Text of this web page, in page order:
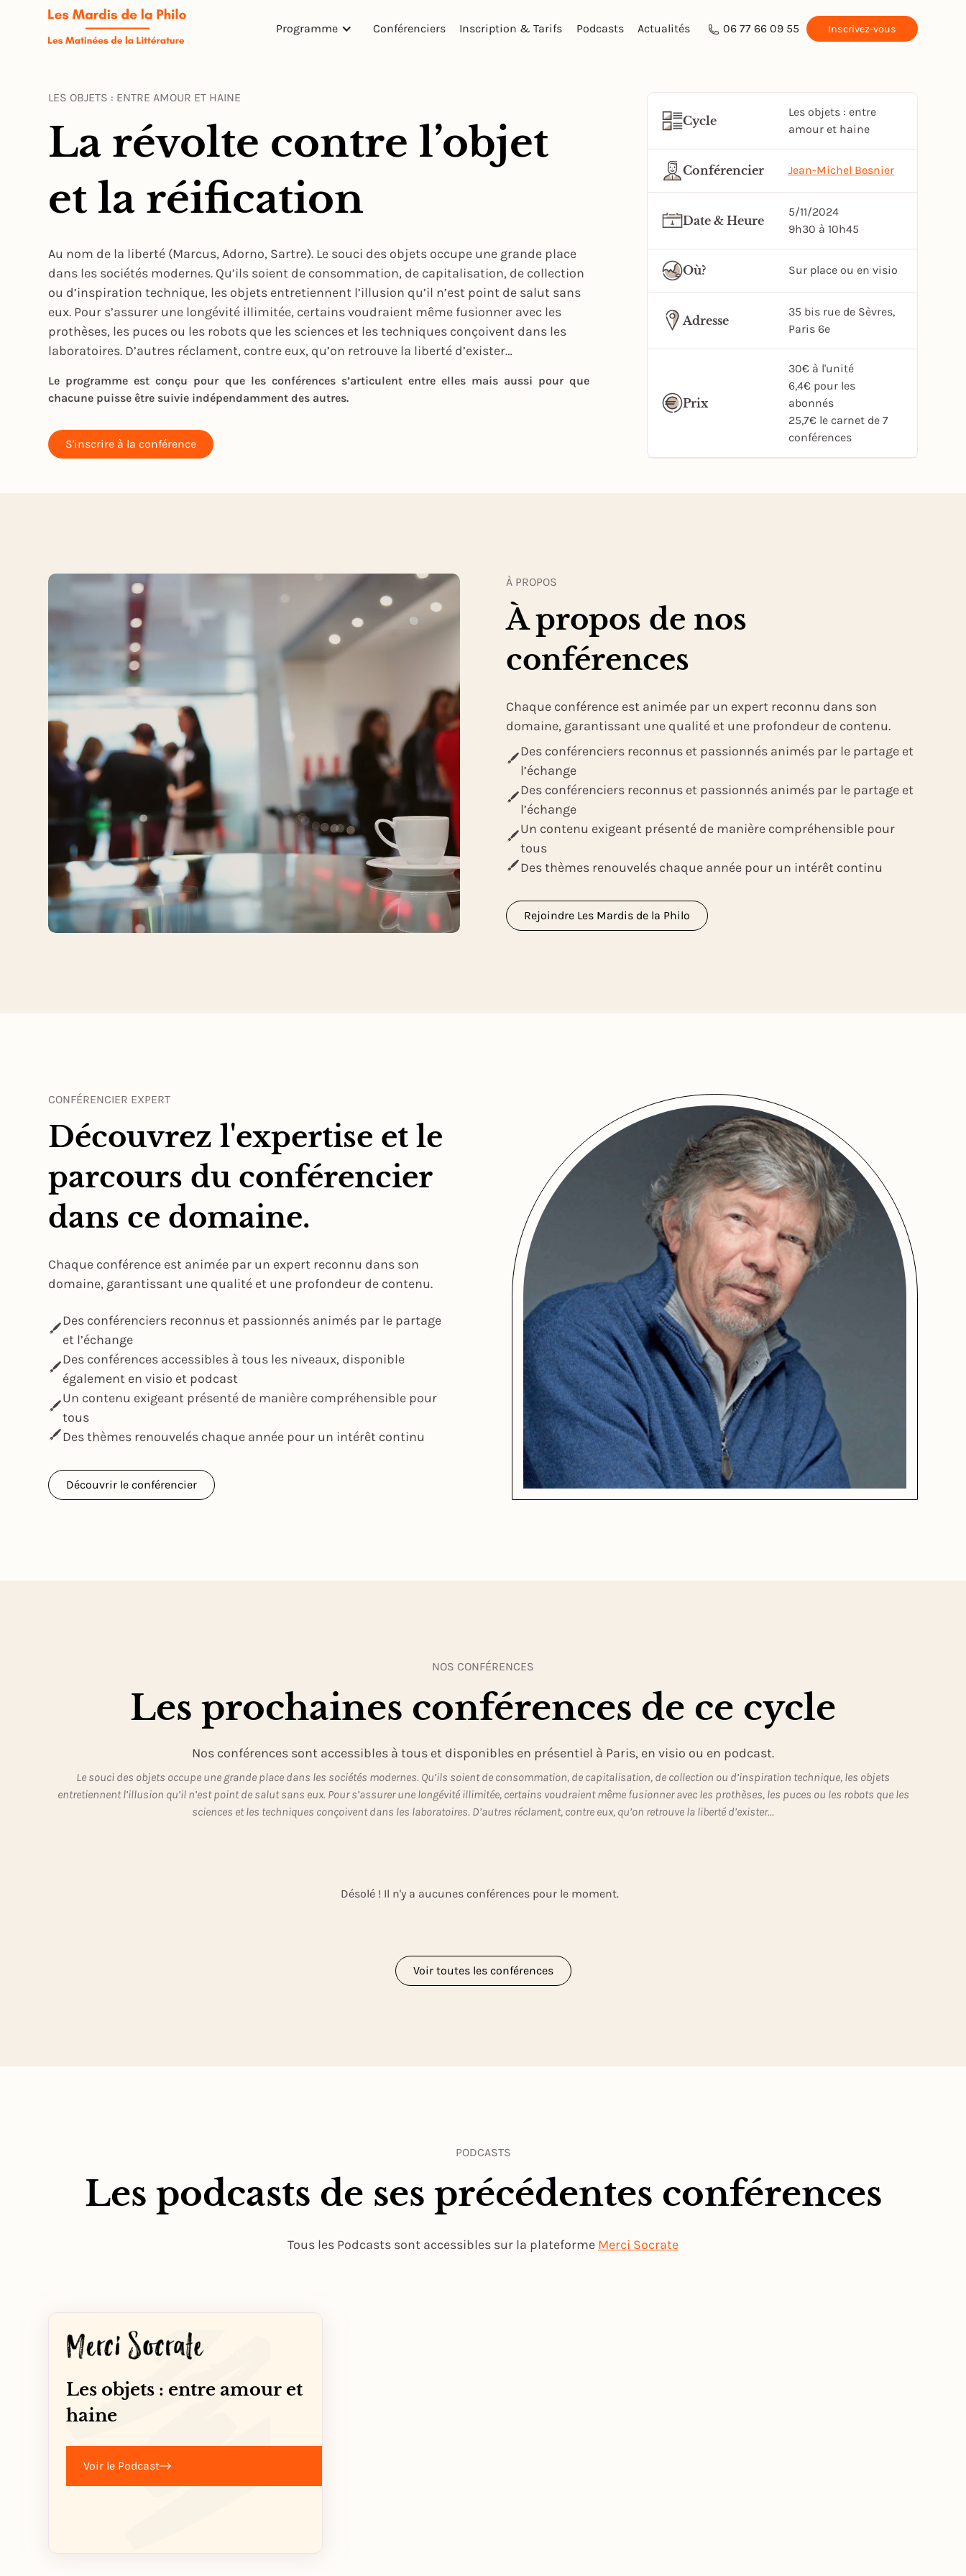
Programme Conférenciers Inscription & Tarifs Podcasts Actualités 06 77 66 09 55 Inscrivez-vous
LES OBJETS : ENTRE AMOUR ET HAINE
La révolte contre l’objet
et la réification
Au nom de la liberté (Marcus, Adorno, Sartre). Le souci des objets occupe une grande place
dans les sociétés modernes. Qu’ils soient de consommation, de capitalisation, de collection
ou d’inspiration technique, les objets entretiennent l’illusion qu’il n’est point de salut sans
eux. Pour s’assurer une longévité illimitée, certains voudraient même fusionner avec les
prothèses, les puces ou les robots que les sciences et les techniques conçoivent dans les
laboratoires. D’autres réclament, contre eux, qu’on retrouve la liberté d’exister…
Le programme est conçu pour que les conférences s’articulent entre elles mais aussi pour que
chacune puisse être suivie indépendamment des autres.
S'inscrire à la conférence
Cycle
Les objets : entre
amour et haine
Conférencier Jean-Michel Besnier
Date & Heure
5/11/2024
9h30 à 10h45
Où? Sur place ou en visio
Adresse
35 bis rue de Sèvres,
Paris 6e
Prix
30€ à l'unité
6,4€ pour les
abonnés
25,7€ le carnet de 7
conférences
À PROPOS
À propos de nos
conférences
Chaque conférence est animée par un expert reconnu dans son
domaine, garantissant une qualité et une profondeur de contenu.
Des conférenciers reconnus et passionnés animés par le partage et
l’échange
Des conférenciers reconnus et passionnés animés par le partage et
l’échange
Un contenu exigeant présenté de manière compréhensible pour
tous
Des thèmes renouvelés chaque année pour un intérêt continu
Rejoindre Les Mardis de la Philo
CONFÉRENCIER EXPERT
Découvrez l'expertise et le
parcours du conférencier
dans ce domaine.
Chaque conférence est animée par un expert reconnu dans son
domaine, garantissant une qualité et une profondeur de contenu.
Des conférenciers reconnus et passionnés animés par le partage
et l’échange
Des conférences accessibles à tous les niveaux, disponible
également en visio et podcast
Un contenu exigeant présenté de manière compréhensible pour
tous
Des thèmes renouvelés chaque année pour un intérêt continu
Découvrir le conférencier
NOS CONFÉRENCES
Les prochaines conférences de ce cycle
Nos conférences sont accessibles à tous et disponibles en présentiel à Paris, en visio ou en podcast.
Le souci des objets occupe une grande place dans les sociétés modernes. Qu’ils soient de consommation, de capitalisation, de collection ou d’inspiration technique, les objets
entretiennent l’illusion qu’il n’est point de salut sans eux. Pour s’assurer une longévité illimitée, certains voudraient même fusionner avec les prothèses, les puces ou les robots que les
sciences et les techniques conçoivent dans les laboratoires. D’autres réclament, contre eux, qu’on retrouve la liberté d’exister…
Désolé ! Il n'y a aucunes conférences pour le moment.
Voir toutes les conférences
PODCASTS
Les podcasts de ses précédentes conférences
Tous les Podcasts sont accessibles sur la plateforme Merci Socrate
Les objets : entre amour et
haine
Voir le Podcast